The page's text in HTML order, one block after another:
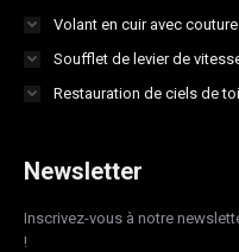
Volant en cuir avec couture
Soufflet de levier de
Restauration de ciels de
Newsletter
Inscrivez-vous à notre
!